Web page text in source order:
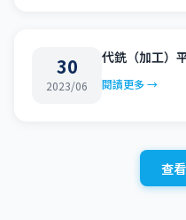
30
2023/06
代銑（加工）
閱讀更多 →
查